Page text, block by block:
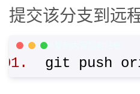
提交该分支到远
PHP Code
git push